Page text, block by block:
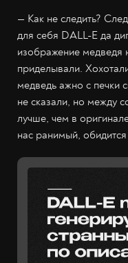
— Как не следить?
для себя DALL-E да
изображение
приделывали.
медведь ажно с печки
не сказали, но между
лучше, чем в
нас ранимый,